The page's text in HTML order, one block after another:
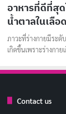
อาหารที่ดีที่สุด
น้ำตาลในเลือด
ภาวะที่ร่างกายมีระดั
เกิดขึ้นเพราะร่างกา
Contact us